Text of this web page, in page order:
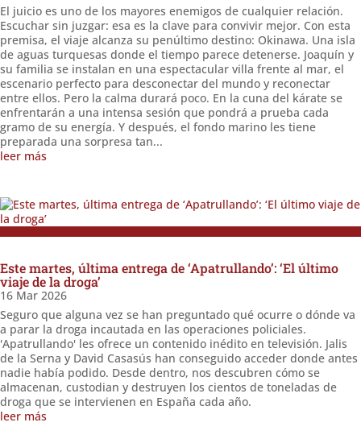
El juicio es uno de los mayores enemigos de cualquier relación.
Escuchar sin juzgar: esa es la clave para convivir mejor. Con esta
premisa, el viaje alcanza su penúltimo destino: Okinawa. Una isla
de aguas turquesas donde el tiempo parece detenerse. Joaquín y
su familia se instalan en una espectacular villa frente al mar, el
escenario perfecto para desconectar del mundo y reconectar
entre ellos. Pero la calma durará poco. En la cuna del kárate se
enfrentarán a una intensa sesión que pondrá a prueba cada
gramo de su energía. Y después, el fondo marino les tiene
preparada una sorpresa tan...
leer más
Este martes, última entrega de ‘Apatrullando’: ‘El último
viaje de la droga’
16 Mar 2026
Seguro que alguna vez se han preguntado qué ocurre o dónde va
a parar la droga incautada en las operaciones policiales.
'Apatrullando' les ofrece un contenido inédito en televisión. Jalis
de la Serna y David Casasús han conseguido acceder donde antes
nadie había podido. Desde dentro, nos descubren cómo se
almacenan, custodian y destruyen los cientos de toneladas de
droga que se intervienen en España cada año.
leer más